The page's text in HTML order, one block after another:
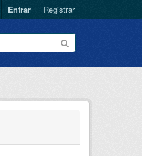
Entrar Registrar